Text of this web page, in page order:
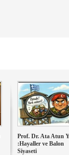
Prof. Dr. Ata Atun
:Hayaller ve Balon
Siyaseti